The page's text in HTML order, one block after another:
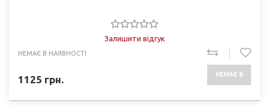
Залишити відгук
НЕМАЄ В НАЯВНОСТІ
1125 грн. НЕМАЄ В